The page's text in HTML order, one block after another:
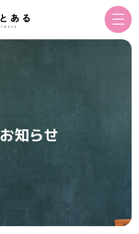
toggle
お知らせ